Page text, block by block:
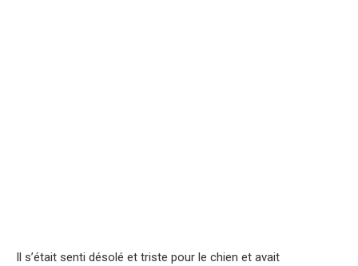
Il s’était senti désolé et triste pour le chien et avait